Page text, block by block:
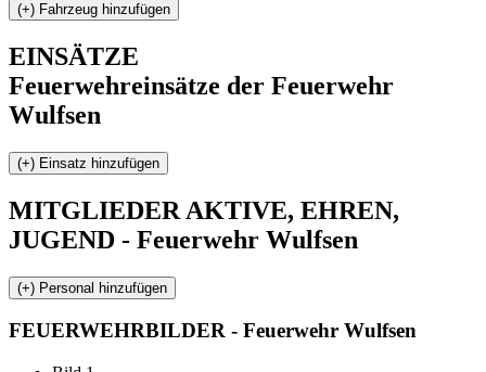
EINSÄTZE
Feuerwehreinsätze der Feuerwehr
Wulfsen
MITGLIEDER AKTIVE, EHREN,
JUGEND - Feuerwehr Wulfsen
FEUERWEHRBILDER - Feuerwehr Wulfsen